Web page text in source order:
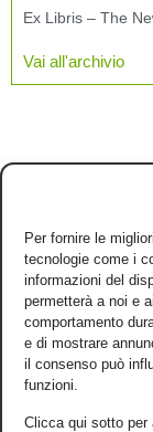
Per fornire le
tecnologie come i
informazioni del
permetterà a noi e
comportamento
e di mostrare
il consenso può
funzioni.
Clicca qui sotto per
Ex Libris – The
Vai all'archivio